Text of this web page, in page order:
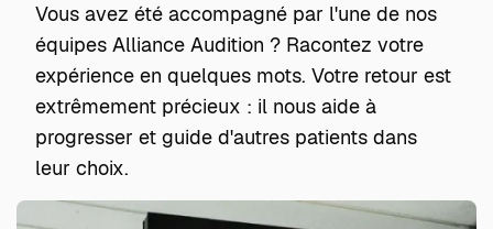
Vous avez été accompagné par l'une de nos
équipes Alliance Audition ? Racontez votre
expérience en quelques mots. Votre retour est
extrêmement précieux : il nous aide à
progresser et guide d'autres patients dans
leur choix.